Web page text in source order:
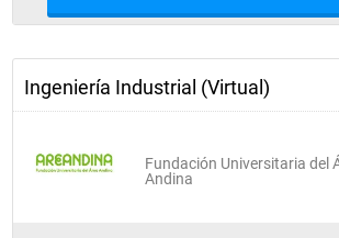
Plan. y Prog. de Producción
Redes
Control de Calidad II
Investigación de Mercados
Ingeniería Industrial (Virtual)
Fundación Universitaria del
Andina